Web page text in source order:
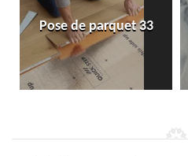
Pose de parquet 33